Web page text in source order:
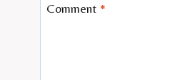
Comment *